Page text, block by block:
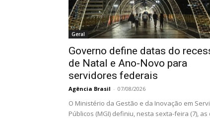
Geral
Governo define datas do
de Natal e Ano-Novo para
servidores federais
Agência Brasil - 07/08/2026
O Ministério da Gestão e da Inovação em
Públicos (MGI) definiu, nesta sexta-feira (7), as